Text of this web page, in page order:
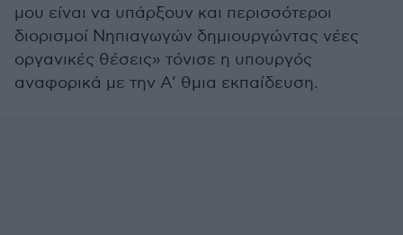
μου είναι να υπάρξουν και περισσότεροι
διορισμοί Νηπιαγωγών δημιουργώντας νέες
οργανικές θέσεις» τόνισε η υπουργός
αναφορικά με την Α’ θμια εκπαίδευση.